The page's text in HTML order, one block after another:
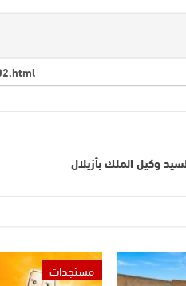
وكيل الملك بأزيلال
مستجدات